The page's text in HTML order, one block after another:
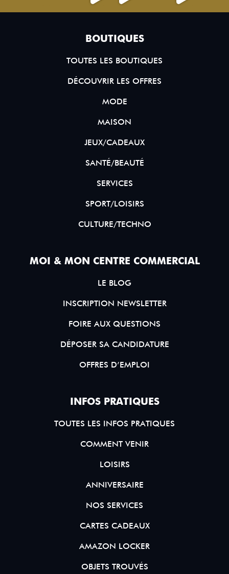
BOUTIQUES
TOUTES LES BOUTIQUES
DÉCOUVRIR LES OFFRES
MODE
MAISON
JEUX/CADEAUX
SANTÉ/BEAUTÉ
SERVICES
SPORT/LOISIRS
CULTURE/TECHNO
MOI & MON CENTRE COMMERCIAL
LE BLOG
INSCRIPTION NEWSLETTER
FOIRE AUX QUESTIONS
DÉPOSER SA CANDIDATURE
OFFRES D’EMPLOI
INFOS PRATIQUES
TOUTES LES INFOS PRATIQUES
COMMENT VENIR
LOISIRS
ANNIVERSAIRE
NOS SERVICES
CARTES CADEAUX
AMAZON LOCKER
OBJETS TROUVÉS